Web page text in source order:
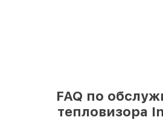
FAQ по
тепловизора